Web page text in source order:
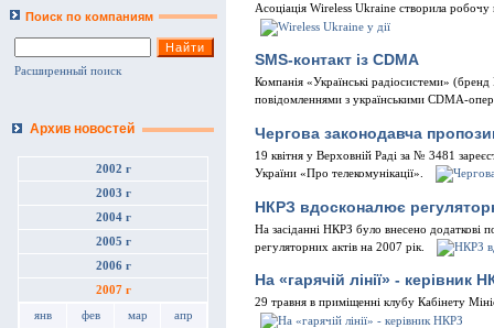
Поиск по компаниям
Расширенный поиск
Архив новостей
2002 г
2003 г
2004 г
2005 г
2006 г
2007 г
янв фев мар апр
Асоцiацiя Wireless Ukraine створила
SMS-контакт iз CDMA
Компанiя «Українськi радiосистеми»
повiдомленнями з українськими CDMA-
Чергова законодавча
19 квiтня у Верховнiй Радi за № 3481
України «Про телекомунiкацiї».
НКРЗ вдосконалює
На засiданнi НКРЗ було внесено додатковi
регуляторних актiв на 2007 рiк.
На «гарячій лiнiї» - керівник
29 травня в примiщеннi клубу Кабiнету